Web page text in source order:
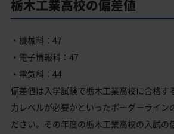
栃木工業高校の偏差値
・機械科：47
・電子情報科：47
・電気科：44
偏差値は入学試験で栃木工業高校に合格す
力レベルが必要かといったボーダーライン
ださい。その年度の栃木工業高校の入試の